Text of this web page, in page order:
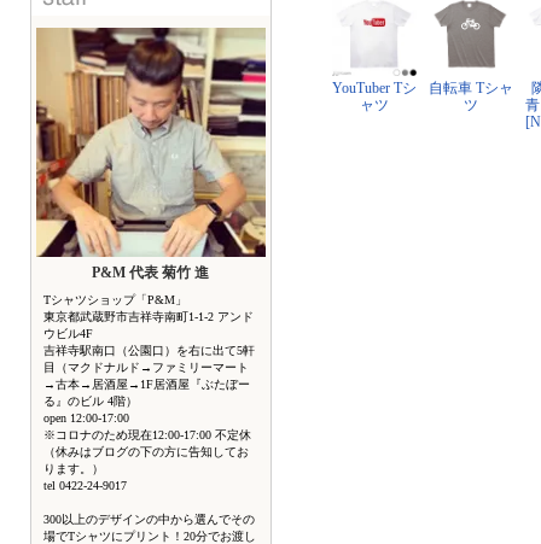
P&M 代表 菊竹 進
Tシャツショップ「P&M」
東京都武蔵野市吉祥寺南町1-1-2 アンド
ウビル4F
吉祥寺駅南口（公園口）を右に出て5軒
目（マクドナルド→ファミリーマート
→古本→居酒屋→1F居酒屋『ぶたぼー
る』のビル 4階）
open 12:00-17:00
※コロナのため現在12:00-17:00 不定休
（休みはブログの下の方に告知してお
ります。）
tel 0422-24-9017
300以上のデザインの中から選んでその
場でTシャツにプリント！20分でお渡し
YouTuber Tシ
ャツ
自転車 Tシャ
ツ